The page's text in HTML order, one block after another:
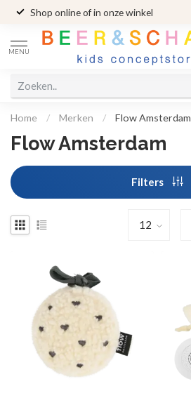
Shop online of in onze winkel
MENU
Home / Merken / Flow Amsterdam
Flow Amsterdam
Filters